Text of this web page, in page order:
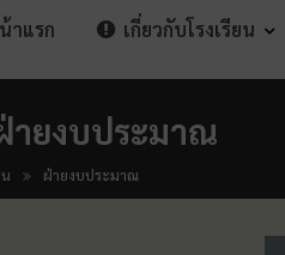
าแรก เกี่ยวกับโรงเรียน
ายงบประมาณ
ฝ่ายงบประมาณ